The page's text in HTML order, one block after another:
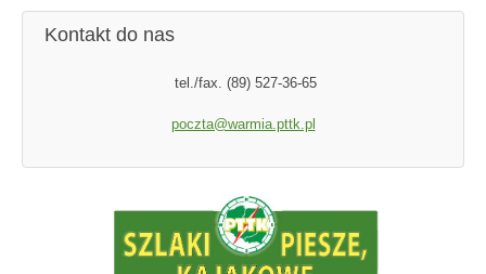
Kontakt do nas
tel./fax. (89) 527-36-65
poczta@warmia.pttk.pl